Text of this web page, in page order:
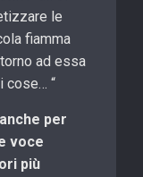
le
fiamma
ad essa
cose… “
per
voce
più